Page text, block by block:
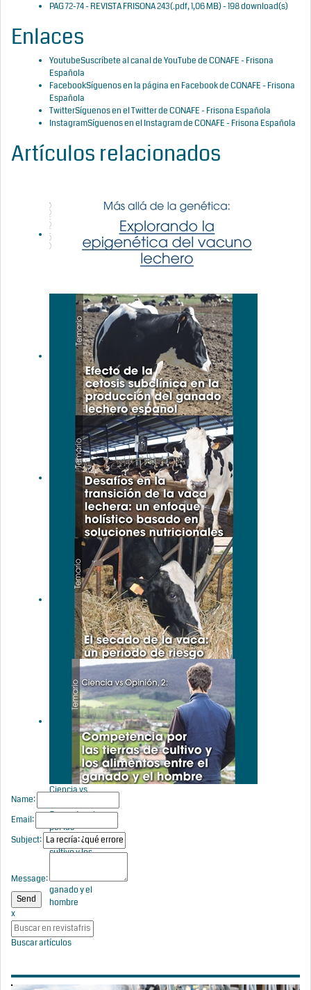
PAG 72-74 - REVISTA FRISONA 243(.pdf,1,06 MB) - 198 download(s)
Enlaces
YoutubeSuscríbete al canal de YouTube de CONAFE - Frisona
Española
FacebookSíguenos en la página en Facebook de CONAFE - Frisona
Española
TwitterSíguenos en el Twitter de CONAFE - Frisona Española
InstagramSíguenos en el Instagram de CONAFE - Frisona Española
Artículos relacionados
Más allá de
la genética:
Explorando
epigenética
del vacuno
lechero
Efecto de la
cetosis
subclínica en
producción
del ganado
Desafíos en
la transición
de la vaca
lechera: un
enfoque
holístico
basado en
soluciones
nutricionales
El secado de
la vaca: un
periodo de
riesgo
Ciencia vs
Competencia
por las
tierras de
cultivo y los
ganado y el
hombre
Name:
Email:
Subject:
Message:
x
Buscar artículos